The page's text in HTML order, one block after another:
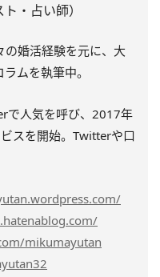
・占い師）
の婚活経験を元に、大
ムを執筆中。
で人気を呼び、2017年
スを開始。Twitterや口
mikumayutan